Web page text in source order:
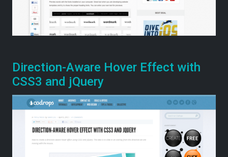
Direction-Aware Hover Effect with
CSS3 and jQuery